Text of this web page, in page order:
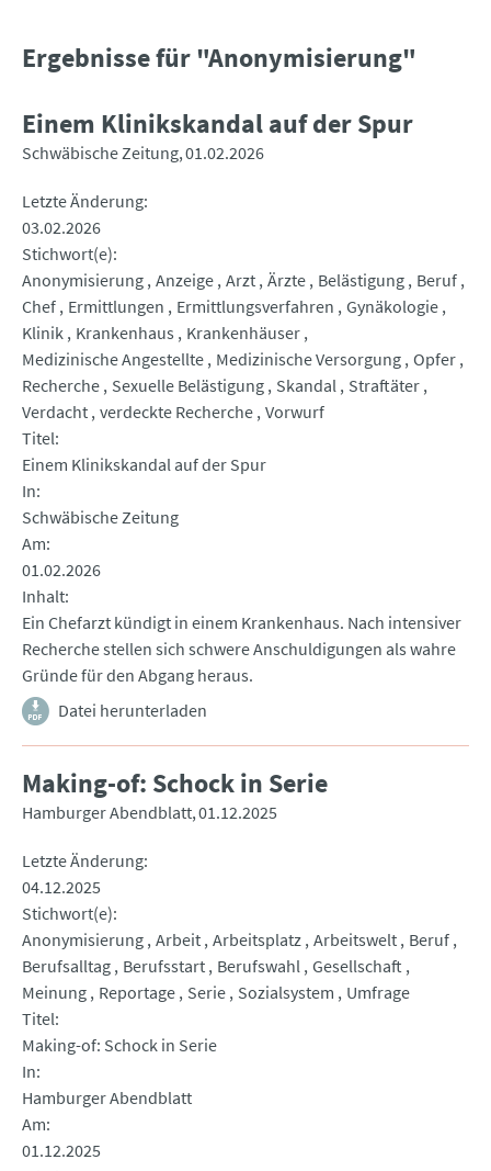
Ergebnisse für "Anonymisierung"
Einem Klinikskandal auf der Spur
Schwäbische Zeitung 01.02.2026
Letzte Änderung
03.02.2026
Stichwort(e)
Anonymisierung Anzeige Arzt Ärzte Belästigung Beruf
Chef Ermittlungen Ermittlungsverfahren Gynäkologie
Klinik Krankenhaus
Krankenhäuser
Medizinische Angestellte Medizinische Versorgung Opfer
Recherche Sexuelle Belästigung Skandal Straftäter
Verdacht verdeckte Recherche Vorwurf
Titel
Einem Klinikskandal auf der Spur
In
Schwäbische Zeitung
Am
01.02.2026
Inhalt
Ein Chefarzt kündigt in einem Krankenhaus. Nach intensiver
Recherche stellen sich schwere Anschuldigungen als wahre
Gründe für den Abgang heraus.
Datei herunterladen
Making-of: Schock in Serie
Hamburger Abendblatt 01.12.2025
Letzte Änderung
04.12.2025
Stichwort(e)
Anonymisierung Arbeit Arbeitsplatz Arbeitswelt Beruf
Berufsalltag Berufsstart Berufswahl Gesellschaft
Meinung Reportage Serie Sozialsystem
Umfrage
Titel
Making-of: Schock in Serie
In
Hamburger Abendblatt
Am
01.12.2025